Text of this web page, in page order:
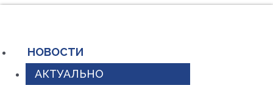
содержимому
НОВОСТИ
АКТУАЛЬНО